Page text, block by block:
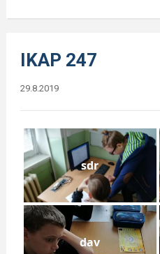
IKAP 247
29.8.2019
sdr
dav